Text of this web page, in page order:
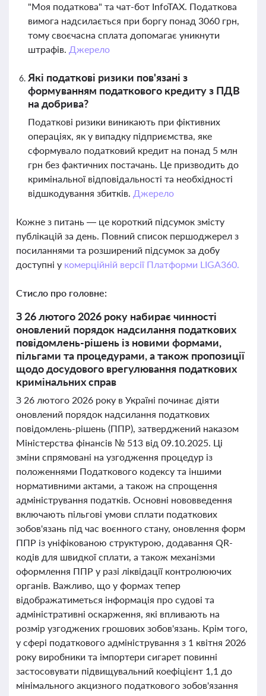
"Моя податкова" та чат-бот InfoTAX. Податкова
вимога надсилається при боргу понад 3060 грн,
тому своєчасна сплата допомагає уникнути
штрафів. Джерело
Які податкові ризики пов'язані з
формуванням податкового кредиту з ПДВ
на добрива?
Податкові ризики виникають при фіктивних
операціях, як у випадку підприємства, яке
сформувало податковий кредит на понад 5 млн
грн без фактичних постачань. Це призводить до
кримінальної відповідальності та необхідності
відшкодування збитків. Джерело
Кожне з питань — це короткий підсумок змісту
публікацій за день. Повний список першоджерел з
посиланнями та розширений підсумок за добу
доступні у комерційній версії Платформи LIGA360.
Стисло про головне:
З 26 лютого 2026 року набирає чинності
оновлений порядок надсилання податкових
повідомлень-рішень із новими формами,
пільгами та процедурами, а також пропозиції
щодо досудового врегулювання податкових
кримінальних справ
З 26 лютого 2026 року в Україні починає діяти
оновлений порядок надсилання податкових
повідомлень-рішень (ППР), затверджений наказом
Міністерства фінансів № 513 від 09.10.2025. Ці
зміни спрямовані на узгодження процедур із
положеннями Податкового кодексу та іншими
нормативними актами, а також на спрощення
адміністрування податків. Основні нововведення
включають пільгові умови сплати податкових
зобов'язань під час воєнного стану, оновлення форм
ППР із уніфікованою структурою, додавання QR-
кодів для швидкої сплати, а також механізми
оформлення ППР у разі ліквідації контролюючих
органів. Важливо, що у формах тепер
відображатиметься інформація про судові та
адміністративні оскарження, які впливають на
розмір узгоджених грошових зобов'язань. Крім того,
у сфері податкового адміністрування з 1 квітня 2026
року виробники та імпортери сигарет повинні
застосовувати підвищувальний коефіцієнт 1,1 до
мінімального акцизного податкового зобов'язання